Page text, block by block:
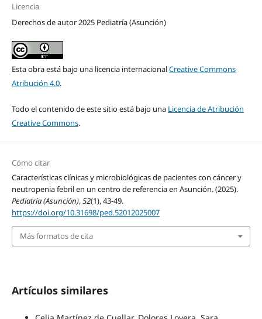
Licencia
Derechos de autor 2025 Pediatría (Asunción)
Esta obra está bajo una licencia internacionalCreative Commons
Atribución 4.0.
Todo el contenido de este sitio está bajo una Licencia de Atribución
Creative Commons.
Cómo citar
Características clínicas y microbiológicas de pacientes con cáncer y
neutropenia febril en un centro de referencia en Asunción. (2025).
Pediatría (Asunción),52(1), 43-49.
https://doi.org/10.31698/ped.52012025007
Más formatos de cita
Artículos similares